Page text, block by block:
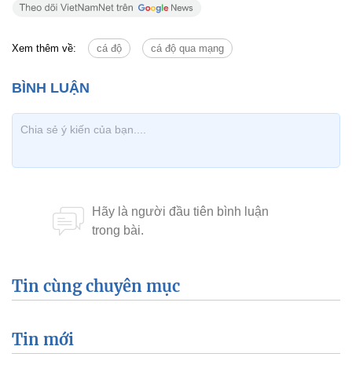
Xem thêm về: cá độ cá độ qua mạng
Tin cùng chuyên mục
Tin mới